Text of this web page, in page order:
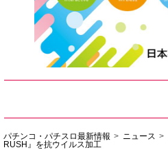
パチンコ・パチスロ最新情報 ニュース
RUSH』を抗ウイルス加工